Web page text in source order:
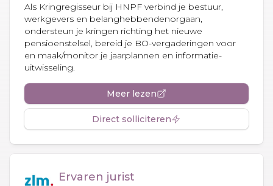
Als Kringregisseur bij HNPF verbind je bestuur,
werkgevers en belanghebbendenorgaan,
ondersteun je kringen richting het nieuwe
pensioenstelsel, bereid je BO-vergaderingen voor
en maak/monitor je jaarplannen en informatie-
uitwisseling.
Meer lezen
Direct solliciteren
Ervaren jurist